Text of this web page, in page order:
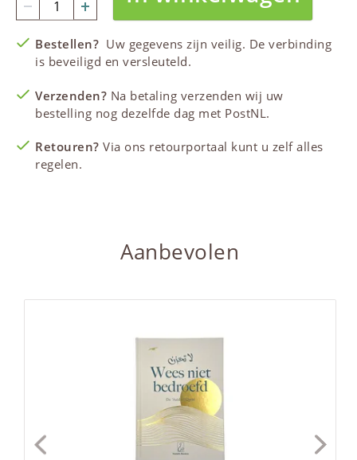
Bestellen? Uw gegevens zijn veilig. De verbinding
is beveiligd en versleuteld.
Verzenden? Na betaling verzenden wij uw
bestelling nog dezelfde dag met PostNL.
Retouren? Via ons retourportaal kunt u zelf alles
regelen.
Aanbevolen